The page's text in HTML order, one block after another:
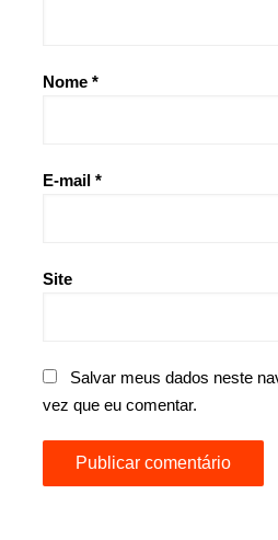
Nome *
E-mail *
Site
Salvar meus dados neste
vez que eu comentar.